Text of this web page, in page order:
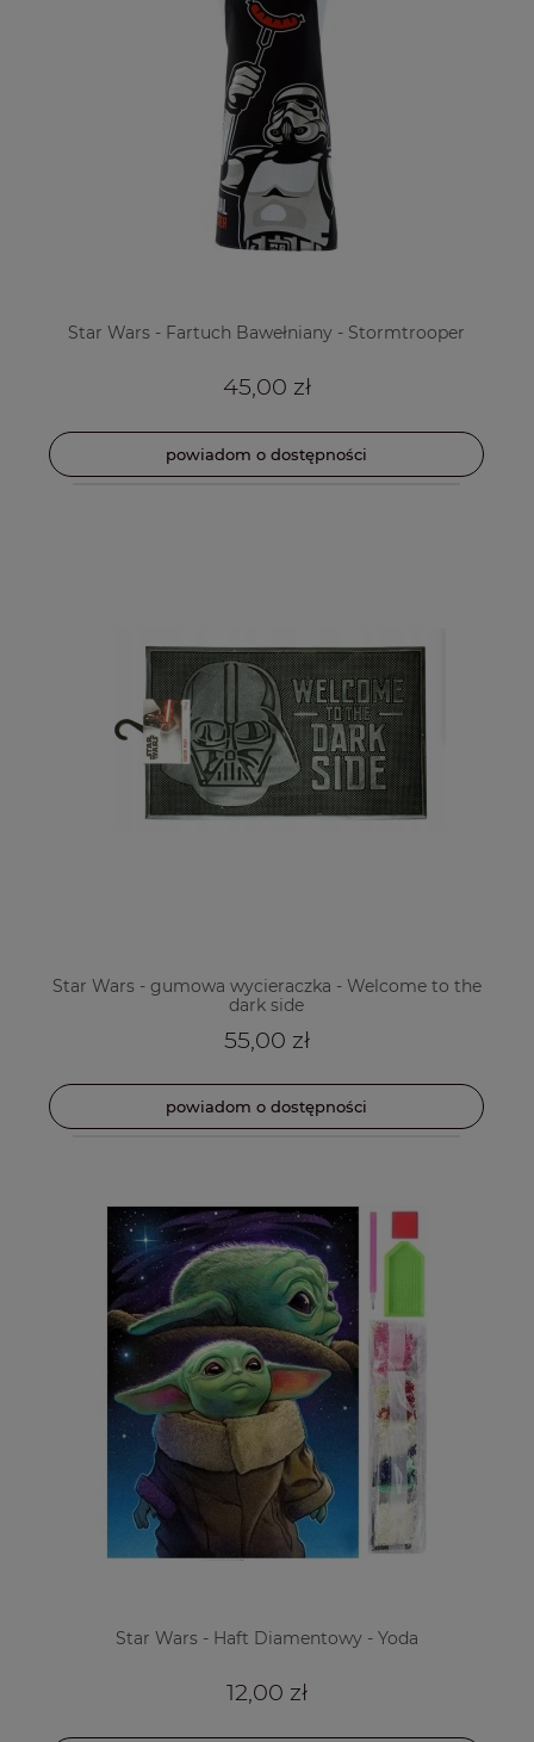
Star Wars - Fartuch Bawełniany - Stormtrooper
45,00 zł
powiadom o dostępności
Star Wars - gumowa wycieraczka - Welcome to the
dark side
55,00 zł
powiadom o dostępności
Star Wars - Haft Diamentowy - Yoda
12,00 zł